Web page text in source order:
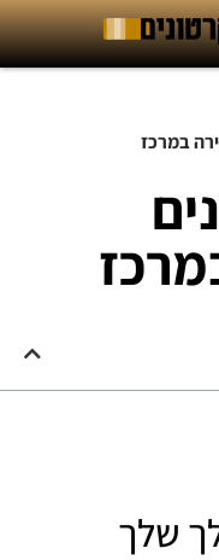
במרכז
שלך